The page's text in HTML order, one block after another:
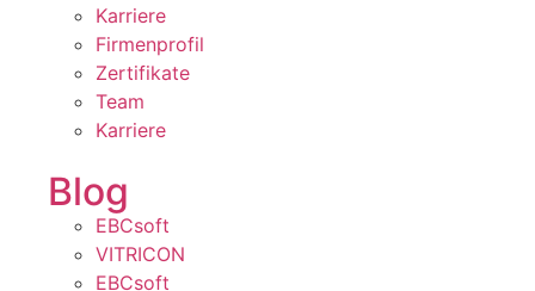
Karriere
Firmenprofil
Zertifikate
Team
Karriere
Blog
EBCsoft
VITRICON
EBCsoft